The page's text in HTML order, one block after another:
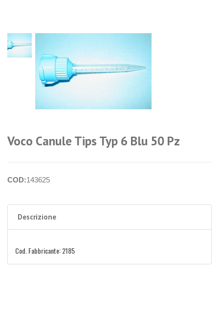
prezzi
Voco Canule Tips Typ 6 Blu 50 Pz
COD:143625
Descrizione
Cod. Fabbricante: 2185